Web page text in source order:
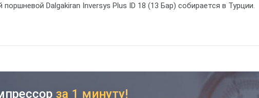
Dalgakiran Inversys Plus ID 18 (13 Бар) собирается в Турции.
за 1 минуту!